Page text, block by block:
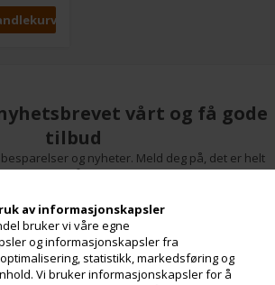
av informasjonskapsler
bruker vi våre egne
og informasjonskapsler fra
statistikk, markedsføring og
Vi bruker informasjonskapsler for å
vårt og få gode
tilbud
og nyheter. Meld deg på, det er helt
og enkelt å avmelde seg.